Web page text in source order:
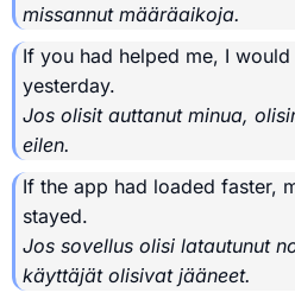
missannut määräaikoja.
If you had helped me, I
yesterday.
Jos olisit auttanut minua,
eilen.
If the app had loaded faster,
stayed.
Jos sovellus olisi latautunut
käyttäjät olisivat jääneet.